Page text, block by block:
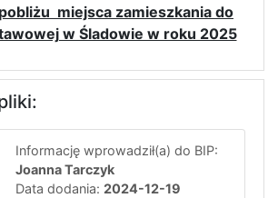
miejsca zamieszkania do
w Śladowie w roku 2025
Informację wprowadził(a) do BIP:
Joanna Tarczyk
Data dodania: 2024-12-19